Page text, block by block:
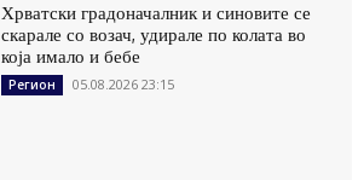
Хрватски градоначалник и синовите се
скарале со возач, удирале по колата во
која имало и бебе
Регион 05.08.2026 23:15